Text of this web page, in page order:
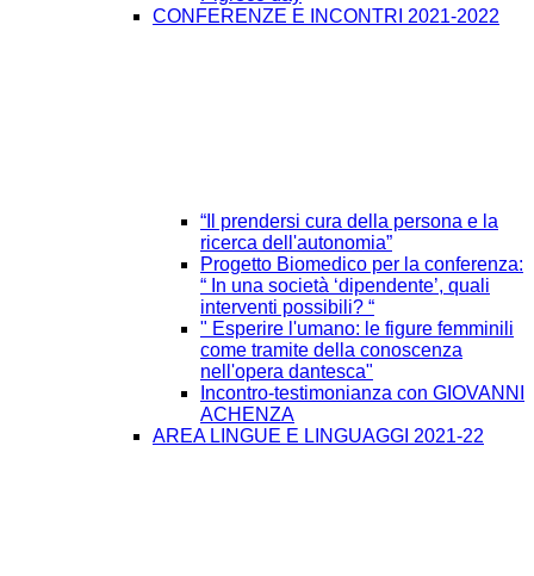
CONFERENZE E INCONTRI 2021-2022
“Il prendersi cura della persona e la
ricerca dell'autonomia”
Progetto Biomedico per la conferenza:
“ In una società ‘dipendente’, quali
interventi possibili? “
" Esperire l'umano: le figure femminili
come tramite della conoscenza
nell'opera dantesca"
Incontro-testimonianza con GIOVANNI
ACHENZA
AREA LINGUE E LINGUAGGI 2021-22